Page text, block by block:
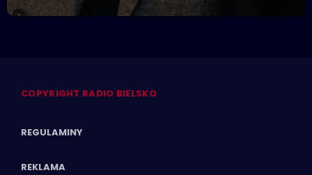
COPYRIGHT RADIO BIELSKO
REGULAMINY
REKLAMA